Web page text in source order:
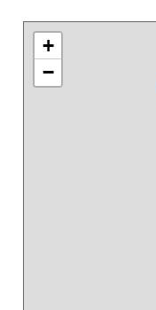
+
−